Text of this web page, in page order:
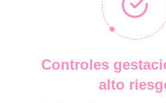
Controles
alto